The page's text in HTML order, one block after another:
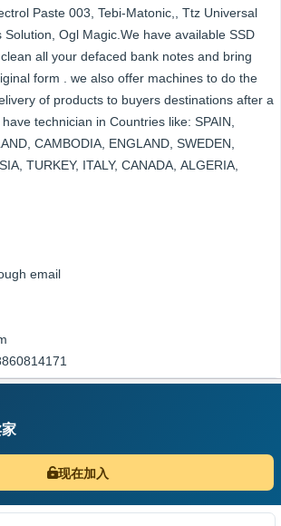
Paste 003, Tebi-Matonic,, Ttz Universal
Solution, Ogl Magic.We have available SSD
all your defaced bank notes and bring
form . we also offer machines to do the
of products to buyers destinations after a
technician in Countries like: SPAIN,
CAMBODIA, ENGLAND, SWEDEN,
TURKEY, ITALY, CANADA, ALGERIA,
email
现在加入